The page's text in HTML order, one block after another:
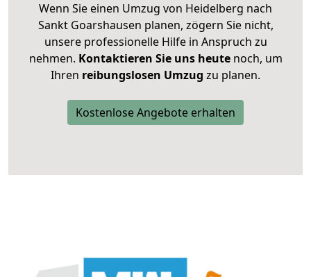
Wenn Sie einen Umzug von Heidelberg nach
Sankt Goarshausen planen, zögern Sie nicht,
unsere professionelle Hilfe in Anspruch zu
nehmen. Kontaktieren Sie uns heutenoch, um
Ihren reibungslosen Umzug zu planen.
Kostenlose Angebote erhalten